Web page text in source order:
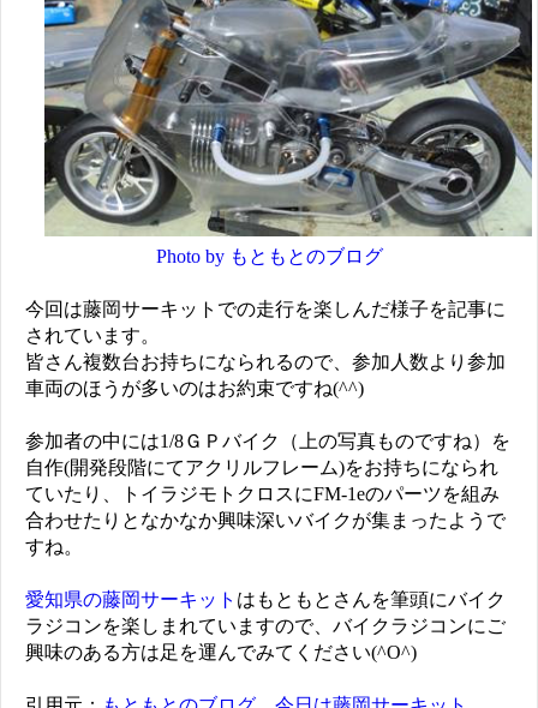
Photo by もともとのブログ
今回は藤岡サーキットでの走行を楽しんだ様子を記事に
されています。
皆さん複数台お持ちになられるので、参加人数より参加
車両のほうが多いのはお約束ですね(^^)
参加者の中には1/8ＧＰバイク（上の写真ものですね）を
自作(開発段階にてアクリルフレーム)をお持ちになられ
ていたり、トイラジモトクロスにFM-1eのパーツを組み
合わせたりとなかなか興味深いバイクが集まったようで
すね。
愛知県の藤岡サーキット はもともとさんを筆頭にバイク
ラジコンを楽しまれていますので、バイクラジコンにご
興味のある方は足を運んでみてください(^O^)